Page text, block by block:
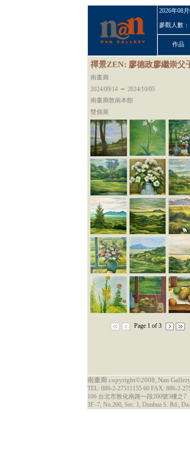
2026年08月
參觀人數：
作品
禪景ZEN: 廖德政廖繼崇父
南畫廊
2024/09/14 ~ 2024/10/05
南畫廊敦南本館
雙個展
Page 1 of 3
南畫廊 copyright©2008, Nan Gallery
TEL: 886-2-27511155 60 FAX: 886-2-
106 台北市敦化南路一段200號3樓之7
3F.-7, No.200, Sec. 1, Dunhua S. Rd.,